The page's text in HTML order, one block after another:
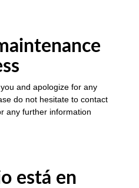
and apologize for any
do not hesitate to contact
any further information
está en